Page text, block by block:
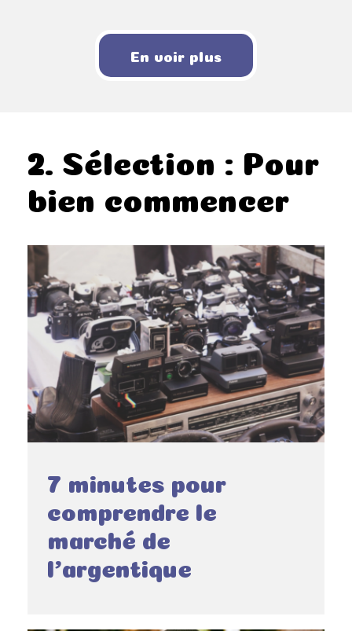
En voir plus
2. Sélection : Pour
bien commencer
7 minutes pour
comprendre le
marché de
l’argentique